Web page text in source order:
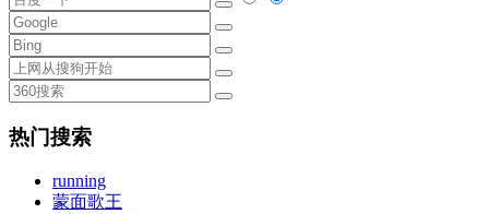
热门搜索
running
蒙面歌王